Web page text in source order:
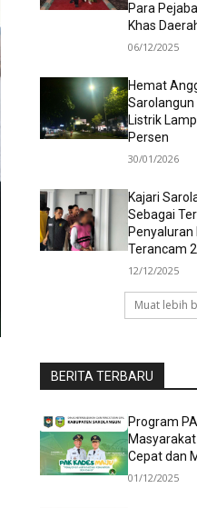
Para
Khas
06/12/2025
Hemat
Sarolangun
Listrik
Persen
30/01/2026
Kajari
Sebagai
Penyaluran
Terancam
12/12/2025
Muat lebih
BERITA TERBARU
Program
Cepat dan
01/12/2025